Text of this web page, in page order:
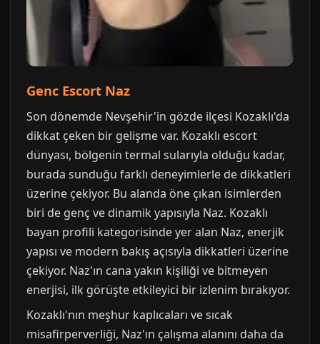
Genc Escort Naz
Son dönemde Nevşehir'in gözde ilçesi Kozaklı'da
dikkat çeken bir gelişme var. Kozaklı escort
dünyası, bölgenin termal sularıyla olduğu kadar,
burada sunduğu farklı deneyimlerle de dikkatleri
üzerine çekiyor. Bu alanda öne çıkan isimlerden
biri de genç ve dinamik yapısıyla Naz. Kozaklı
bayan profili kategorisinde yer alan Naz, enerjik
yapısı ve modern bakış açısıyla dikkatleri üzerine
çekiyor. Naz'ın cana yakın kişiliği ve bitmeyen
enerjisi, ilk görüşte etkileyici bir izlenim bırakıyor.
Kozaklı'nın meşhur kaplıcaları ve sıcak
misafirperverliği, Naz'ın çalışma alanını daha da